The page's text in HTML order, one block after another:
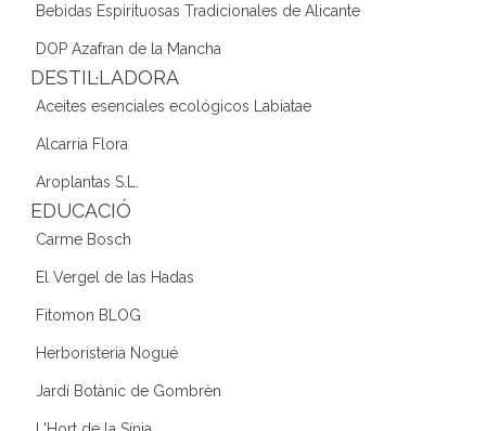
Bebidas Espirituosas Tradicionales de Alicante
DOP Azafran de la Mancha
DESTIL·LADORA
Aceites esenciales ecológicos Labiatae
Alcarria Flora
Aroplantas S.L.
EDUCACIÓ
Carme Bosch
El Vergel de las Hadas
Fitomon BLOG
Herboristeria Nogué
Jardí Botànic de Gombrèn